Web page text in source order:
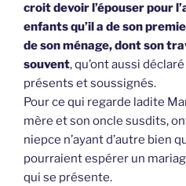
croit devoir l’épouser pour
enfants qu’il a de son
de son ménage, dont son
souvent, qu’ont aussi
présents et soussignés.
Pour ce qui regarde ladite
mère et son oncle susdits,
niepce n’ayant d’autre bien
pourraient espérer un
qui se présente.